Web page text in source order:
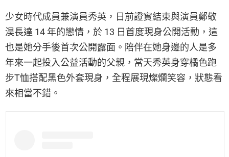
少女時代成員兼演員秀英，日前證實結束與演員鄭敬
淏長達 14 年的戀情，於 13 日首度現身公開活動，這
也是她分手後首次公開露面。陪伴在她身邊的人是多
年來一起投入公益活動的父親，當天秀英身穿橘色跑
步T恤搭配黑色外套現身，全程展現燦爛笑容，狀態看
來相當不錯。